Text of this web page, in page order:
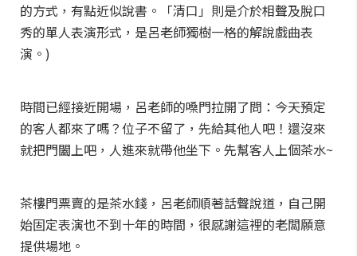
的方式，有點近似說書。「清口」則是介於相聲及脫口
秀的單人表演形式，是呂老師獨樹一格的解說戲曲表
演。)
時間已經接近開場，呂老師的嗓門拉開了問：今天預定
的客人都來了嗎？位子不留了，先給其他人吧！還沒來
就把門闔上吧，人進來就帶他坐下。先幫客人上個茶水~
茶樓門票賣的是茶水錢，呂老師順著話聲說道，自己開
始固定表演也不到十年的時間，很感謝這裡的老闆願意
提供場地。